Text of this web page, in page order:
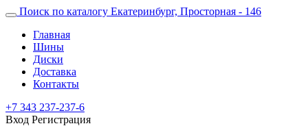
Поиск по каталогу Екатеринбург, Просторная - 146
Главная
Шины
Диски
Доставка
Контакты
+7 343 237-237-6
Вход Регистрация